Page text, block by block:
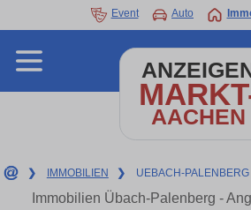
Event Auto
AACHEN
❯ IMMOBILIEN ❯ UEBACH-PALENBERG
Immobilien Übach-Palenberg -